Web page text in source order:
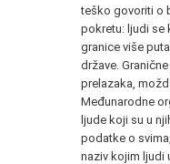
teško govoriti o
pokretu: ljudi se
granice više
države.
prelazaka,
Međunarodne
ljude koji su u
podatke o
naziv kojim ljudi